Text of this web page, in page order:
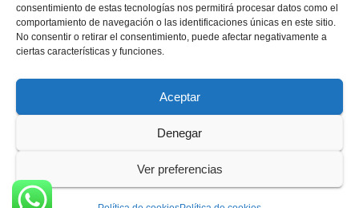
consentimiento de estas tecnologías nos permitirá procesar datos como el
comportamiento de navegación o las identificaciones únicas en este sitio.
No consentir o retirar el consentimiento, puede afectar negativamente a
ciertas características y funciones.
Aceptar
Denegar
Ver preferencias
diaadia.redaccion@gmail.com